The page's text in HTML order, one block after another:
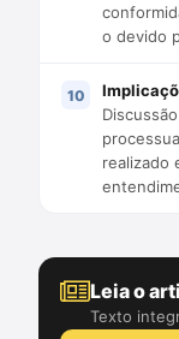
o devido
realizado
Leia o
Texto